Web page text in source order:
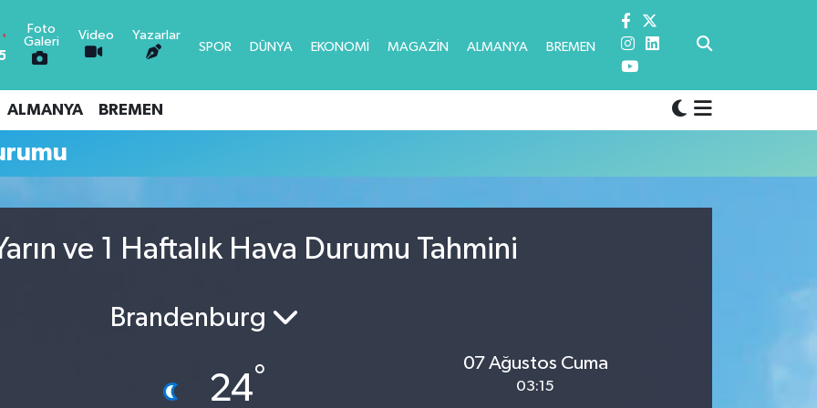
-0.76
0.16
-0.02
1.44
Foto
Galeri
Video
Yazarlar
SPOR
DÜNYA EKONOMİ MAGAZİN ALMANYA BREMEN
ALMANYA BREMEN
ve 1 Haftalık Hava Durumu Tahmini
Brandenburg
24°
07 Ağustos Cuma
03:15